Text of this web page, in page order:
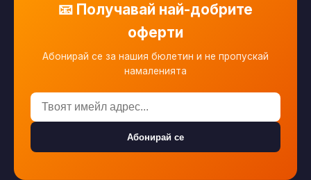
📧 Получавай най-добрите
оферти
Абонирай се за нашия бюлетин и не пропускай
намаленията
Абонирай се